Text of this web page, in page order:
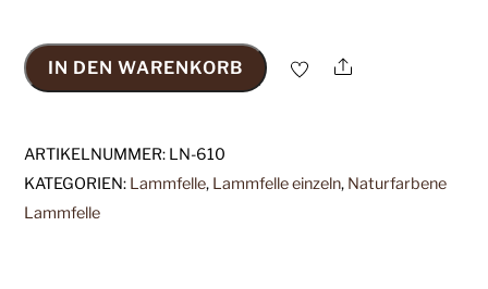
1x
IN DEN WARENKORB Share
ARTIKELNUMMER: LN-610
KATEGORIEN: Lammfelle, Lammfelle einzeln, Naturfarbene
Lammfelle